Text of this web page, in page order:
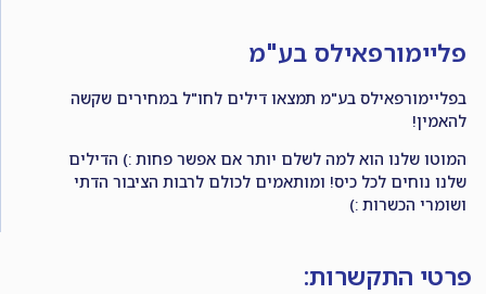
פליימורפאילס בע"מ
בפליימורפאילס בע"מ תמצאו דילים לחו"ל במחירים שקשה
להאמין!
המוטו שלנו הוא למה לשלם יותר אם אפשר פחות :) הדילים
שלנו נוחים לכל כיס! ומותאמים לכולם לרבות הציבור הדתי
ושומרי הכשרות :)
פרטי התקשרות: